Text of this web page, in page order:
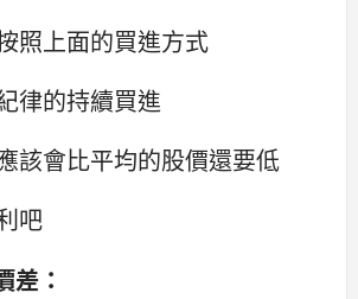
照上面的買進方式
律的持續買進
該會比平均的股價還要低
吧
差：